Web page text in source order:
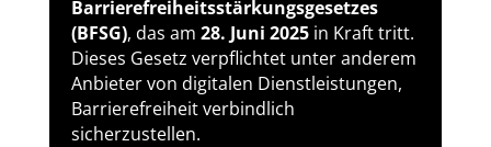
Barrierefreiheitsstärkungsgesetzes
(BFSG), das am 28. Juni 2025in Kraft tritt.
Dieses Gesetz verpflichtet unter anderem
Anbieter von digitalen Dienstleistungen,
Barrierefreiheit verbindlich
sicherzustellen.